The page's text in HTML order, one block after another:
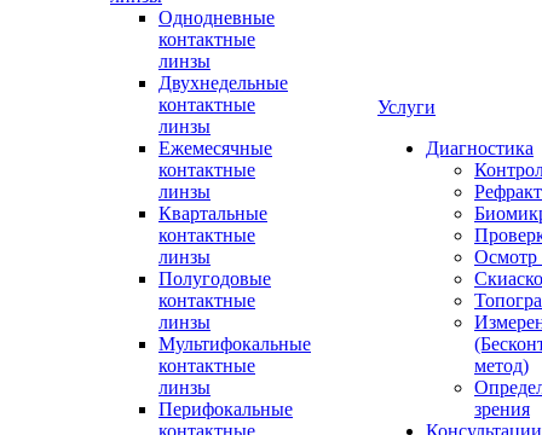
Однодневные
контактные
линзы
Двухнедельные
контактные
линзы
Ежемесячные
контактные
линзы
Квартальные
контактные
линзы
Полугодовые
контактные
линзы
Мультифокальные
контактные
линзы
Перифокальные
контактные
Услуги
Диагностика
Осмотр
метод)
зрения